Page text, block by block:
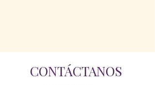
CONTÁCTANOS